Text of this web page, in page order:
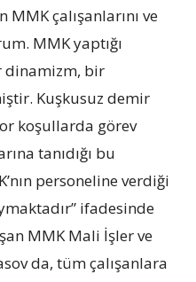
çalışanlarını ve
MMK yaptığı
dinamizm, bir
Kuşkusuz demir
koşullarda görev
tanıdığı bu
personeline verdiği
ifadesinde
MMK Mali İşler ve
da, tüm çalışanlara